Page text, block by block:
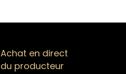
Achat en direct
du producteur